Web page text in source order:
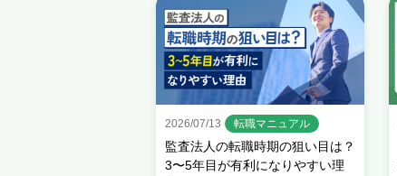
2026/07/13 転職マニュアル
監査法人の転職時期の狙い目は？
3〜5年目が有利になりやすい理